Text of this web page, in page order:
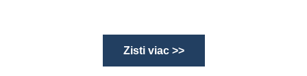
Zisti viac >>